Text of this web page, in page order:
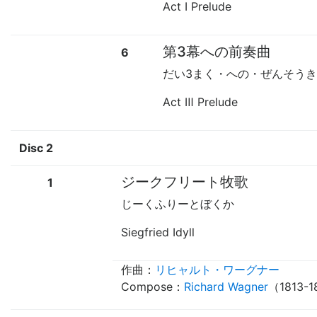
Act Ⅰ Prelude
6 第3幕への前奏曲
だい3まく・への・ぜんそうき
Act Ⅲ Prelude
Disc 2
1 ジークフリート牧歌
じーくふりーとぼくか
Siegfried Idyll
作曲： リヒャルト・ワーグナー
Compose： Richard Wagner （1813-